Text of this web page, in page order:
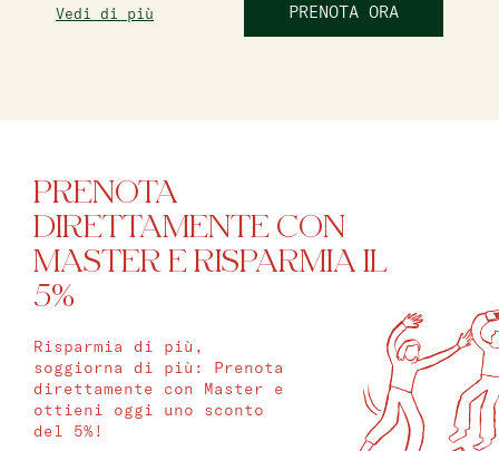
Vedi di più PRENOTA ORA
PRENOTA
DIRETTAMENTE CON
MASTER E RISPARMIA IL
5%
Risparmia di più,
soggiorna di più: Prenota
direttamente con Master e
ottieni oggi uno sconto
del 5%!